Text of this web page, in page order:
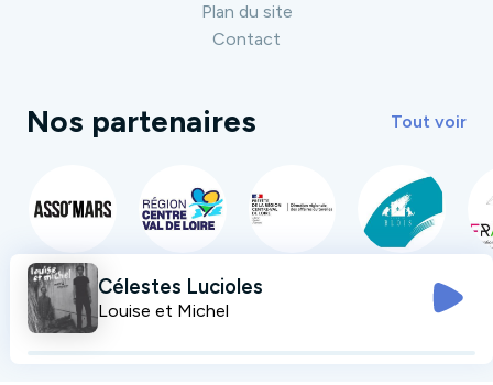
Plan du site
Contact
Nos partenaires Tout voir
Célestes Lucioles
Louise et Michel